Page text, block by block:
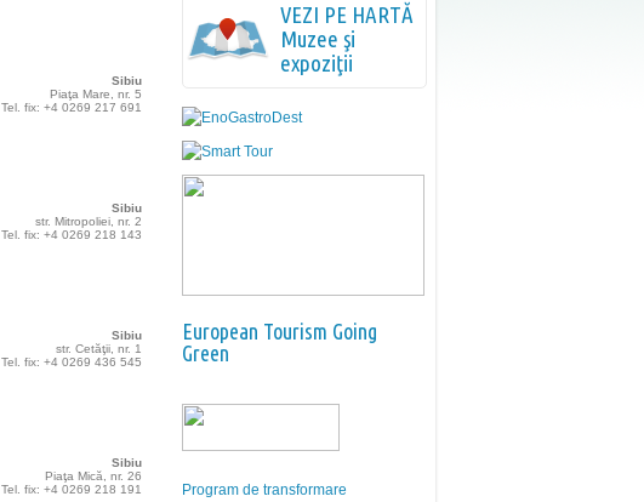
Sibiu
Piaţa Mare, nr. 5
Tel. fix: +4 0269 217 691
Sibiu
str. Mitropoliei, nr. 2
Tel. fix: +4 0269 218 143
Sibiu
str. Cetăţii, nr. 1
Tel. fix: +4 0269 436 545
Sibiu
Piaţa Mică, nr. 26
Tel. fix: +4 0269 218 191
VEZI PE HARTĂ
Muzee şi
expoziţii
European Tourism Going
Green
Program de transformare